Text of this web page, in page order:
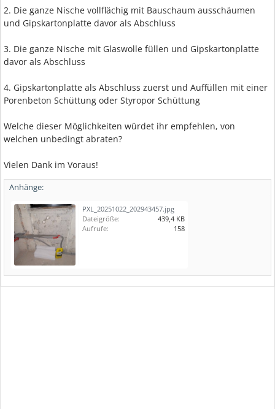
2. Die ganze Nische vollflächig mit Bauschaum ausschäumen
und Gipskartonplatte davor als Abschluss
3. Die ganze Nische mit Glaswolle füllen und Gipskartonplatte
davor als Abschluss
4. Gipskartonplatte als Abschluss zuerst und Auffüllen mit einer
Porenbeton Schüttung oder Styropor Schüttung
Welche dieser Möglichkeiten würdet ihr empfehlen, von
welchen unbedingt abraten?
Vielen Dank im Voraus!
Anhänge:
PXL_20251022_202943457.jpg
Dateigröße:
439,4 KB
Aufrufe:
158